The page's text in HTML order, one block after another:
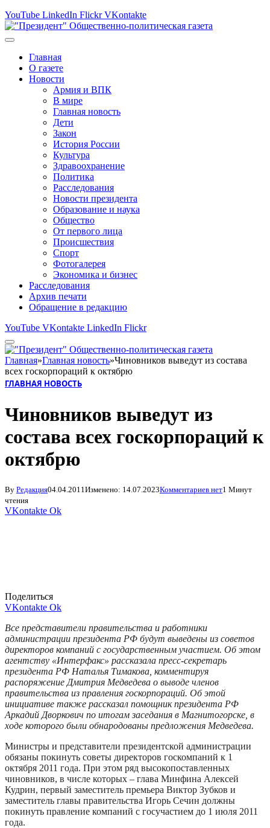
YouTube LinkedIn Flickr VKontakte
Главная
О газете
Новости
Армия и ВПК
В мире
Главная новость
Дети
Закон
История России
Культура
Здравоохранение
Политика
Расследования
Новости президента
Образование и наука
Общество
От первого лица
Происшествия
Спорт
Фотогалерея
Экономика и бизнес
Расследования
Архив печати
Обращение в редакцию
YouTube VKontakte LinkedIn Flickr
Главная»Главная новость»Чиновников выведут из состава
всех госкорпораций к октябрю
ГЛАВНАЯ НОВОСТЬ
Чиновников выведут из
состава всех госкорпораций к
октябрю
By Редакция04.04.2011 Изменено: 14.07.2023Комментариев нет1 Минут
чтения
VKontakte Ok
Поделиться
VKontakte Ok
Все представители правительства и работники
администрации президента РФ будут выведены из советов
директоров компаний с государственным участием. Об этом
агентству «Интерфакс» рассказала пресс-секретарь
президента РФ Наталья Тимакова, комментируя
распоряжение Дмитрия Медведева о выводе членов
правительства из правления госкорпораций. Об этой
инициативе также рассказал помощник президента РФ
Аркадий Дворкович по итогам заседания в Магнитогорске, в
ходе которого были обнародованы предложения Медведева.
Министры и представители президентской администрации
обязаны покинуть советы директоров госкомпаний к 1
октября 2011 года. При этом ряд высокопоставленных
чиновников, в числе которых – глава Минфина Алексей
Кудрин, первый заместитель премьера Виктор Зубков и
заместитель главы правительства Игорь Сечин должны
покинуть правление компаний с госучастием до 1 июля 2011
года.